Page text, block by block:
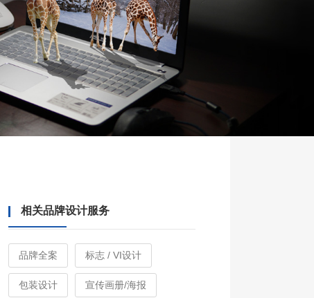
相关品牌设计服务
品牌全案 标志 / VI设计
包装设计 宣传画册/海报